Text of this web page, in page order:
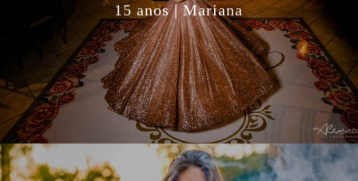
15 anos | Mariana